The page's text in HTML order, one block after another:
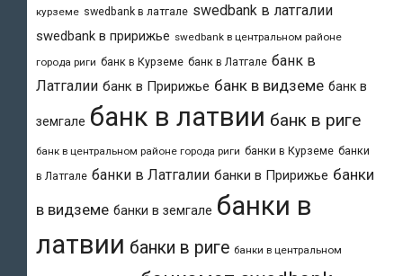
курземе swedbank в латгале swedbank в латгалии
swedbank в пририжье swedbank в центральном районе
города риги банк в Курземе банк в Латгале банк в
Латгалии банк в Пририжье банк в видземе банк в
земгале банк в латвии банк в риге
банк в центральном районе города риги банки в Курземе банки
в Латгале банки в Латгалии банки в Пририжье банки
в видземе банки в земгале банки в
латвии банки в риге банки в центральном